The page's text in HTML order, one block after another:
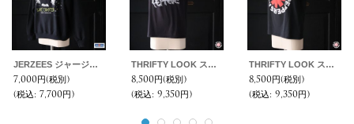
JERZEES ジャージーズ(jz25f011) / "EINSTEIN（アインシュタイン）" クルーネック スウェット
7,000円(税別)
(税込: 7,700円)
THRIFTY LOOK スリフティルック / "RED HOT CHILI PEPPERS" TEE
8,500円(税別)
(税込: 9,350円)
THRIFTY LOOK スリフティルック/ "RED HOT CHILI PEPPERS" TEE
8,500円(税別)
(税込: 9,350円)